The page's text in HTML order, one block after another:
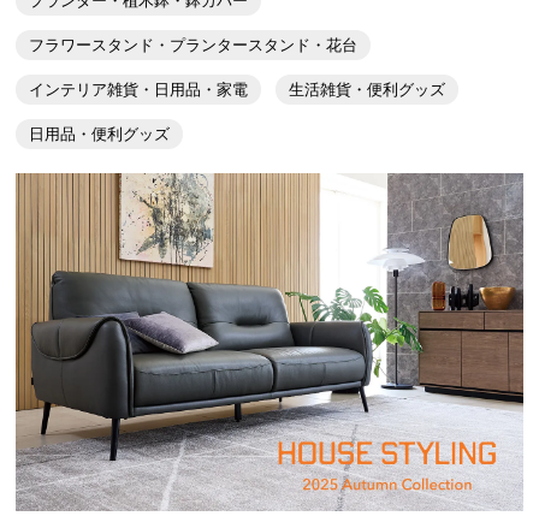
簡単に移動出来るし、インテリアとしても安っぽくな
い！
ね
2022/11/16
ホワイトオーク
前に24センチのものを購入して使っていましたが、追
加で29センチのものを買いました。
今回は10号の鉢をのせて使っています。
10号の鉢は重いので、これがあるとかなり楽です。
デザインも素敵です。
2021/10/11
フラワースタンド・プランタースタンド・花台
インテリア雑貨・日用品・家電 生活雑貨・便利グッズ
日用品・便利グッズ